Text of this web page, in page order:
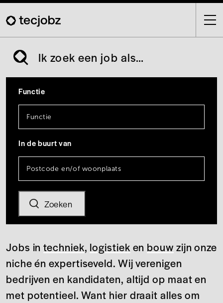
Skip
main
Ik zoek een job als…
Functie
In de buurt van
Zoeken
Jobs intechniek, logistiek en bouw zijn onze
niche én expertiseveld. Wij verenigen
bedrijven en kandidaten, altijd op maat en
met potentieel. Want hier draait alles om